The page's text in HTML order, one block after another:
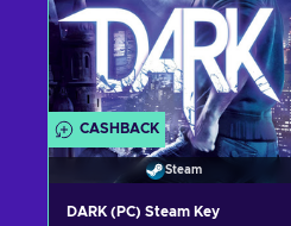
CASHBACK
Steam
DARK (PC) Steam Key